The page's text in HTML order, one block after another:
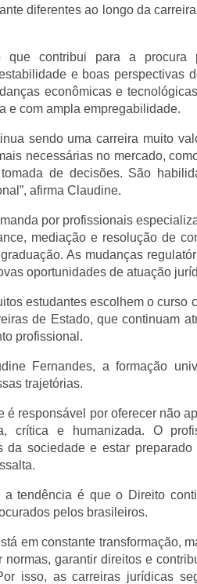
diferentes ao longo da
que contribui para a
e boas perspectivas
econômicas e
e com ampla empregabilidade.
sendo uma carreira muito
necessárias no mercado,
de decisões. São
afirma Claudine.
por profissionais
mediação e resolução de
As mudanças
oportunidades de atuação
estudantes escolhem o curso
de Estado, que continuam
profissional.
Fernandes, a formação
trajetórias.
é responsável por oferecer não
crítica e humanizada. O
da sociedade e estar
a tendência é que o Direito
pelos brasileiros.
em constante transformação,
normas, garantir direitos e
isso, as carreiras jurídicas